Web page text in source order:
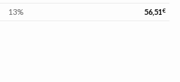
13% 56,51€